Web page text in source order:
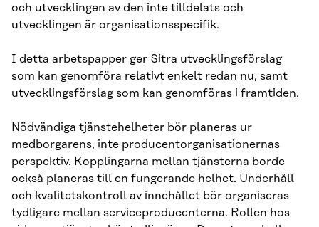
och utvecklingen av den inte tilldelats och
utvecklingen är organisationsspecifik.
I detta arbetspapper ger Sitra utvecklingsförslag
som kan genomföra relativt enkelt redan nu, samt
utvecklingsförslag som kan genomföras i framtiden.
Nödvändiga tjänstehelheter bör planeras ur
medborgarens, inte producentorganisationernas
perspektiv. Kopplingarna mellan tjänsterna borde
också planeras till en fungerande helhet. Underhåll
och kvalitetskontroll av innehållet bör organiseras
tydligare mellan serviceproducenterna. Rollen hos